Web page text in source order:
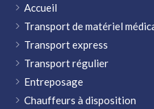
Accueil
Transport de matériel
Transport express
Transport régulier
Entreposage
Chauffeurs à disposition